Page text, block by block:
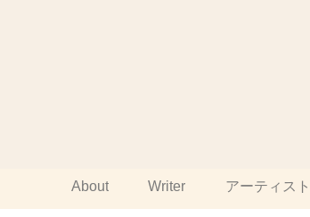
About Writer アーティス